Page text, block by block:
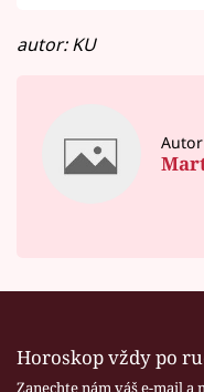
autor: KU
Horoskop vždy po
Zanechte nám váš e-mail a